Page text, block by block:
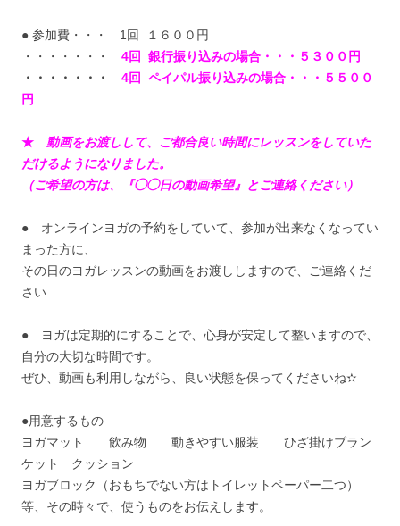
● 参加費・・・ 1回 １６００円
・・・・・・・ 4回 銀行振り込みの場合・・・５３００円
・・・・・・・ 4回 ペイパル振り込みの場合・・・５５００
円
★ 動画をお渡しして、ご都合良い時間にレッスンをしていた
だけるようになりました。
（ご希望の方は、『◯◯日の動画希望』とご連絡ください）
● オンラインヨガの予約をしていて、参加が出来なくなってい
まった方に、
その日のヨガレッスンの動画をお渡ししますので、ご連絡くだ
さい
● ヨガは定期的にすることで、心身が安定して整いますので、
自分の大切な時間です。
ぜひ、動画も利用しながら、良い状態を保ってくださいね✫
●用意するもの
ヨガマット 飲み物 動きやすい服装 ひざ掛けブラン
ケット クッション
ヨガブロック（おもちでない方はトイレットペーパー二つ）
等、その時々で、使うものをお伝えします。